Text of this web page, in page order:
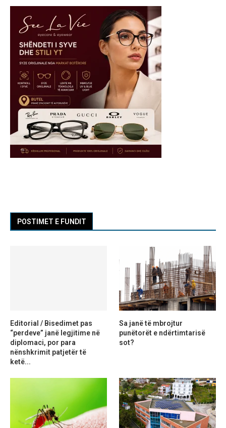
POSTIMET E FUNDIT
Editorial / Bisedimet pas
“perdeve” janë legjitime në
diplomaci, por para
nënshkrimit patjetër të
ketë...
Sa janë të mbrojtur
punëtorët e ndërtimtarisë
sot?